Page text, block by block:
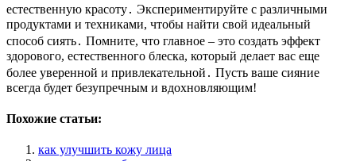
естественную красоту․ Экспериментируйте с различными
продуктами и техниками, чтобы найти свой идеальный
способ сиять․ Помните, что главное – это создать эффект
здорового, естественного блеска, который делает вас еще
более уверенной и привлекательной․ Пусть ваше сияние
всегда будет безупречным и вдохновляющим!
Похожие статьи:
как улучшить кожу лица